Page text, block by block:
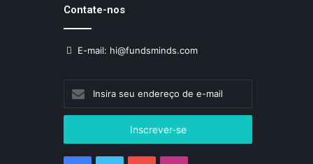
Contate-nos
E-mail: hi@fundsminds.com
Insira
seu
endereço
e-
mail